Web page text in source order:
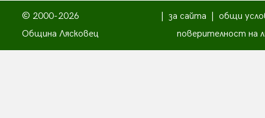
© 2000-2026
Община Лясковец
за сайта
общи
поверителност на